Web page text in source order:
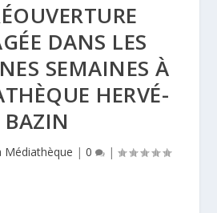
DANS LES
SEMAINES À
HERVÉ-
BAZIN
Médiathèque | 0 |